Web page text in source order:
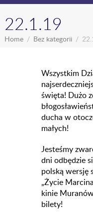
22.1.19
Home Bez kategorii
Wszystkim
święta! Dużo
ducha w
małych!
Jesteśmy
dni odbędzie
polską wersję
„Życie
kinie
bilety!